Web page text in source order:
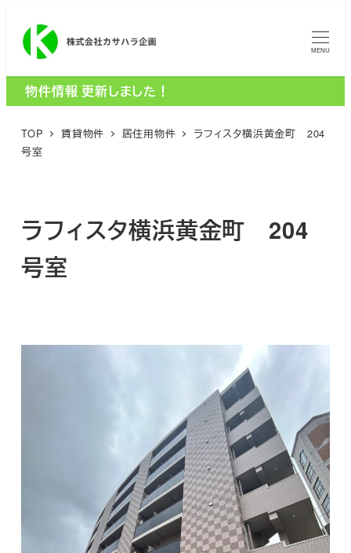
コ
ン
MENU
物件情報 更新しました！
TOP 賃貸物件 居住用物件
ラフィスタ横浜黄金町 204
号室
ラフィスタ横浜黄金町 204
号室